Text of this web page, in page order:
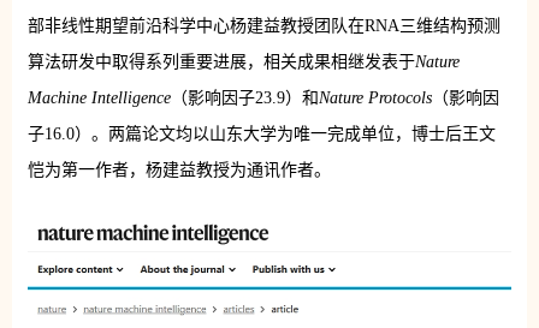
部非线性期望前沿科学中心杨建益教授团队在RNA三维结构预测
算法研发中取得系列重要进展，相关成果相继发表于Nature
Machine Intelligence（影响因子23.9）和Nature Protocols（影响因
子16.0）。两篇论文均以山东大学为唯一完成单位，博士后王文
恺为第一作者，杨建益教授为通讯作者。